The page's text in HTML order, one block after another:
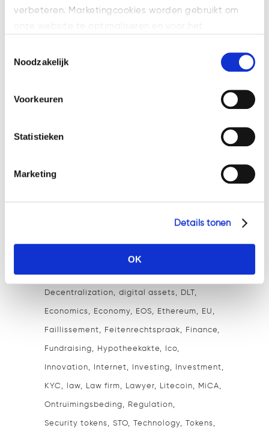
verbeteren. Marketingcookies worden gebruikt om
Welke cookies wij gebruiken, ziet u in de cookiebalk
hieronder. Mocht u meer informatie willen over onze
op: https://watsonlaw.nl/privacy/
Noodzakelijk
Voorkeuren
Statistieken
Marketing
Details tonen
OK
categorie
Zoeken
Tags
Cryptocurrency
Cryptocurrency exchange Curator DASH
Decentralization digital assets DLT
Economics Economy EOS Ethereum EU
Faillissement Feitenrechtspraak Finance
Fundraising Hypotheekakte Ico
Innovation Internet Investing Investment
KYC law Law firm Lawyer Litecoin MiCA
Ontruimingsbeding Regulation
Security tokens STO Technology Tokens